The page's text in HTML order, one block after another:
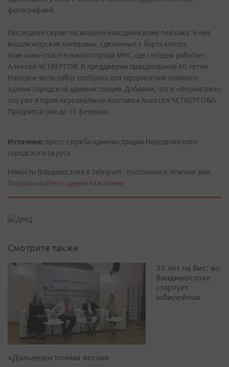
фотографией.
Последняя серия посвящена находкинскому пейзажу. В нее
вошли морские панорамы, сделанные с борта катера
поисково-спасательного отряда МЧС, где сегодня работает
Алексей ЧЕТВЕРГОВ. В преддверии празднования 60-летия
Находки часть работ отобрана для оформления главного
здания городской администрации. Добавим, что в «Вернисаже»
это уже вторая персональная выставка Алексея ЧЕТВЕРГОВА.
Продлится она до 15 февраля.
Источник: пресс-служба администрации Находкинского
городского округа
Новости Владивостока в Telegram - постоянно в течение дня.
Подписывайтесь одним нажатием!
Смотрите также
35 лет на бис: во
Владивостоке
стартует
юбилейная
«Дальневосточная весна»